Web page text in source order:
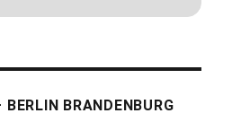
BERLIN BRANDENBURG